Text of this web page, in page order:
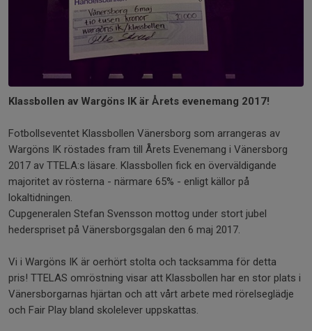
Klassbollen av Wargöns IK är Årets evenemang 2017!
Fotbollseventet Klassbollen Vänersborg som arrangeras av
Wargöns IK röstades fram till Årets Evenemang i Vänersborg
2017 av TTELA:s läsare. Klassbollen fick en överväldigande
majoritet av rösterna - närmare 65% - enligt källor på
lokaltidningen.
Cupgeneralen Stefan Svensson mottog under stort jubel
hederspriset på Vänersborgsgalan den 6 maj 2017.
Vi i Wargöns IK är oerhört stolta och tacksamma för detta
pris! TTELAS omröstning visar att Klassbollen har en stor plats i
Vänersborgarnas hjärtan och att vårt arbete med rörelseglädje
och Fair Play bland skolelever uppskattas.